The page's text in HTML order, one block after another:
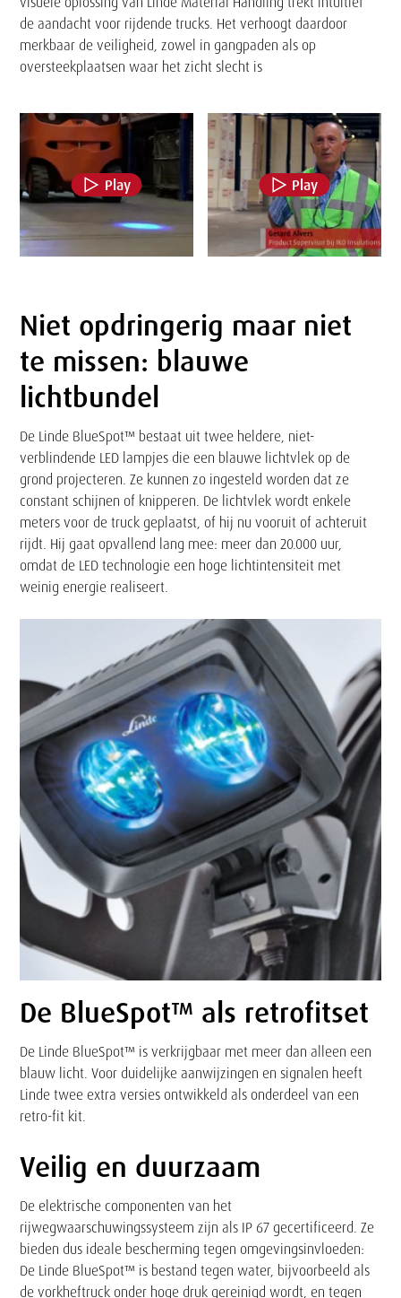
de aandacht voor rijdende trucks. Het verhoogt daardoor
merkbaar de veiligheid, zowel in gangpaden als op
oversteekplaatsen waar het zicht slecht is
Play Play
Tekst
Niet opdringerig maar niet
te missen: blauwe
lichtbundel
De Linde BlueSpot™ bestaat uit twee heldere, niet-
verblindende LED lampjes die een blauwe lichtvlek op de
grond projecteren. Ze kunnen zo ingesteld worden dat ze
constant schijnen of knipperen. De lichtvlek wordt enkele
meters voor de truck geplaatst, of hij nu vooruit of achteruit
rijdt. Hij gaat opvallend lang mee: meer dan 20.000 uur,
omdat de LED technologie een hoge lichtintensiteit met
weinig energie realiseert.
De BlueSpot™ als retrofitset
De Linde BlueSpot™ is verkrijgbaar met meer dan alleen een
blauw licht. Voor duidelijke aanwijzingen en signalen heeft
Linde twee extra versies ontwikkeld als onderdeel van een
retro-fit kit.
Veilig en duurzaam
De elektrische componenten van het
rijwegwaarschuwingssysteem zijn als IP 67 gecertificeerd. Ze
bieden dus ideale bescherming tegen omgevingsinvloeden:
De Linde BlueSpot™ is bestand tegen water, bijvoorbeeld als
de vorkheftruck onder hoge druk gereinigd wordt, en tegen